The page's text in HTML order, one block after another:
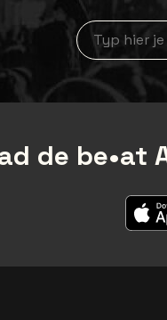
Nieuwsbrief
de be•at